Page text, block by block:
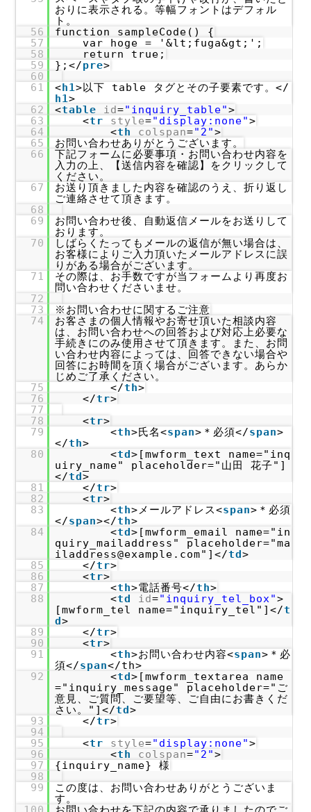
おりに表示される。等幅フォントはデフォル
ト。
56
function sampleCode() {
57
var hoge = '&lt;fuga&gt;';
58
return true;
59
};</pre>
60
61
<h1>以下 table タグとその子要素です。</
h1>
62
<table id="inquiry_table">
63
<tr style="display:none">
64
<th colspan="2">
65
お問い合わせありがとうございます。
66
下記フォームに必要事項・お問い合わせ内容を
入力の上、【送信内容を確認】をクリックして
ください。
67
お送り頂きました内容を確認のうえ、折り返し
ご連絡させて頂きます。
68
69
お問い合わせ後、自動返信メールをお送りして
おります。
70
しばらくたってもメールの返信が無い場合は、
お客様によりご入力頂いたメールアドレスに誤
りがある場合がございます。
71
その際は、お手数ですが当フォームより再度お
問い合わせくださいませ。
72
73
※お問い合わせに関するご注意
74
お客さまの個人情報やお寄せ頂いた相談内容
は、お問い合わせへの回答および対応上必要な
手続きにのみ使用させて頂きます。また、お問
い合わせ内容によっては、回答できない場合や
回答にお時間を頂く場合がございます。あらか
じめご了承ください。
75
</th>
76
</tr>
77
78
<tr>
79
<th>氏名<span>＊必須</span>
</th>
80
<td>[mwform_text name="inq
uiry_name" placeholder="山田 花子"]
</td>
81
</tr>
82
<tr>
83
<th>メールアドレス<span>＊必須
</span></th>
84
<td>[mwform_email name="in
quiry_mailaddress" placeholder="ma
iladdress@example.com"]</td>
85
</tr>
86
<tr>
87
<th>電話番号</th>
88
<td id="inquiry_tel_box">
[mwform_tel name="inquiry_tel"]</t
d>
89
</tr>
90
<tr>
91
<th>お問い合わせ内容<span>＊必
須</span</th>
92
<td>[mwform_textarea name
="inquiry_message" placeholder="ご
意見、ご質問、ご要望等、ご自由にお書きくだ
さい。"]</td>
93
</tr>
94
95
<tr style="display:none">
96
<th colspan="2">
97
{inquiry_name} 様
98
99
この度は、お問い合わせありがとうございま
す。